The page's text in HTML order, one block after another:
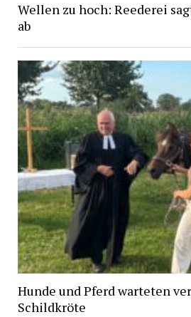
Wellen zu hoch: Reederei
ab
Hunde und Pferd warteten
Schildkröte